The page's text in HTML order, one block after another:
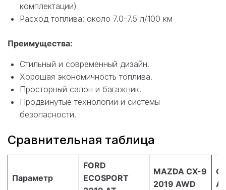
комплектации)
Расход топлива: около 7.0-7.5 л/100 км
Преимущества:
Стильный и современный дизайн.
Хорошая экономичность топлива.
Просторный салон и багажник.
Продвинутые технологии и системы
безопасности.
Сравнительная таблица
Параметр
FORD
ECOSPORT
MAZDA CX-9
2019 AWD